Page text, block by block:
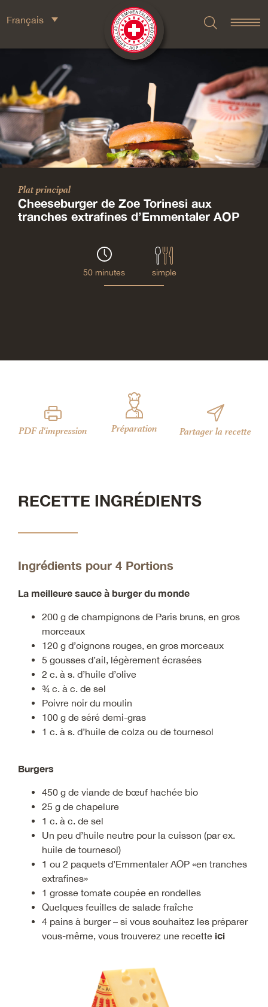
Français
Plat principal
Cheeseburger de Zoe Torinesi aux
tranches extrafines d’Emmentaler AOP
50 minutes simple
PDF d'impression Préparation Partager la recette
RECETTE INGRÉDIENTS
Ingrédients pour 4 Portions
La meilleure sauce à burger du monde
200 g de champignons de Paris bruns, en gros
morceaux
120 g d’oignons rouges, en gros morceaux
5 gousses d’ail, légèrement écrasées
2 c. à s. d’huile d’olive
¾ c. à c. de sel
Poivre noir du moulin
100 g de séré demi-gras
1 c. à s. d’huile de colza ou de tournesol
Burgers
450 g de viande de bœuf hachée bio
25 g de chapelure
1 c. à c. de sel
Un peu d’huile neutre pour la cuisson (par ex.
huile de tournesol)
1 ou 2 paquets d’Emmentaler AOP «en tranches
extrafines»
1 grosse tomate coupée en rondelles
Quelques feuilles de salade fraîche
4 pains à burger – si vous souhaitez les préparer
vous-même, vous trouverez une recette ici